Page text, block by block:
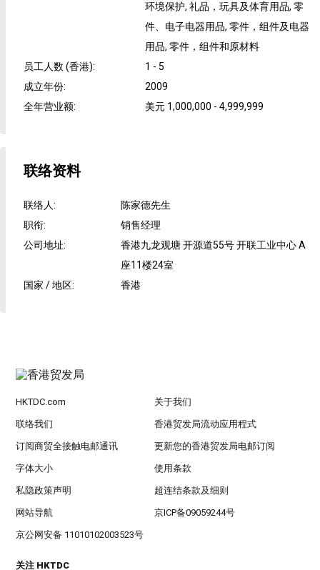
环境保护, 礼品，玩具及体育用品, 零
件、电子电器用品, 零件，组件及电器
用品, 零件，组件和原材料
员工人数 (香港):
1 - 5
成立年份:
2009
全年营业额: 美元 1,000,000 - 4,999,999
联络资料
联络人:
陈家德先生
职衔:
销售经理
公司地址:
香港九龙观塘 开源道55号 开联工业中心 A
座11楼24室
国家 / 地区: 香港
HKTDC.com 关于我们
联络我们 香港贸发局流动应用程式
订阅商贸全接触电邮通讯 更新您的香港贸发局电邮订阅
字体大小 使用条款
私隐政策声明 超连结条款及细则
网站导航 京ICP备09059244号
京公网安备 11010102003523号
关注 HKTDC